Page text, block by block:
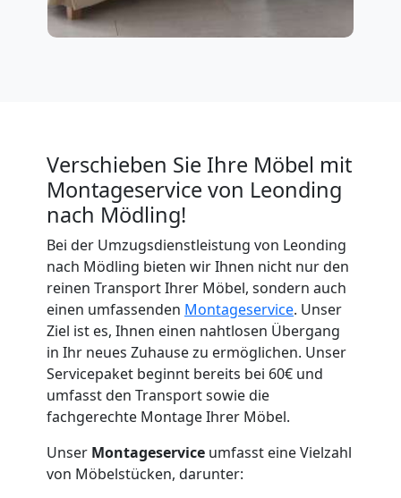
Verschieben Sie Ihre Möbel mit
Montageservice von Leonding
nach Mödling!
Bei der Umzugsdienstleistung von Leonding
nach Mödling bieten wir Ihnen nicht nur den
reinen Transport Ihrer Möbel, sondern auch
einen umfassenden Montageservice. Unser
Ziel ist es, Ihnen einen nahtlosen Übergang
in Ihr neues Zuhause zu ermöglichen. Unser
Servicepaket beginnt bereits bei 60€ und
umfasst den Transport sowie die
fachgerechte Montage Ihrer Möbel.
Unser Montageservice umfasst eine Vielzahl
von Möbelstücken, darunter: